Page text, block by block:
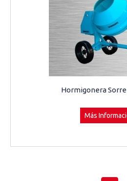
Hormigonera
Más